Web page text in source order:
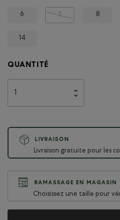
6 7 8
14
QUANTITÉ
LIVRAISON
Livraison gratuite pour les
RAMASSAGE EN MAGASIN
Choisissez une taille pour